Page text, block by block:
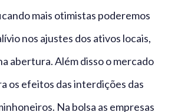
mais otimistas poderemos
nos ajustes dos ativos locais,
abertura. Além disso o mercado
os efeitos das interdições das
Na bolsa as empresas